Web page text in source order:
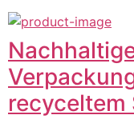
recyceltem